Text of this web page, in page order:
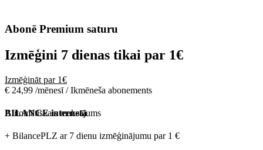
Abonē Premium saturu
Izmēģini 7 dienas tikai par 1€
Izmēģināt par 1€
€ 24,99 /mēnesī / Ikmēneša abonements
Automātiskais maksājums
BILANCE internetā
+ BilancePLZ ar 7 dienu izmēģinājumu par 1 €